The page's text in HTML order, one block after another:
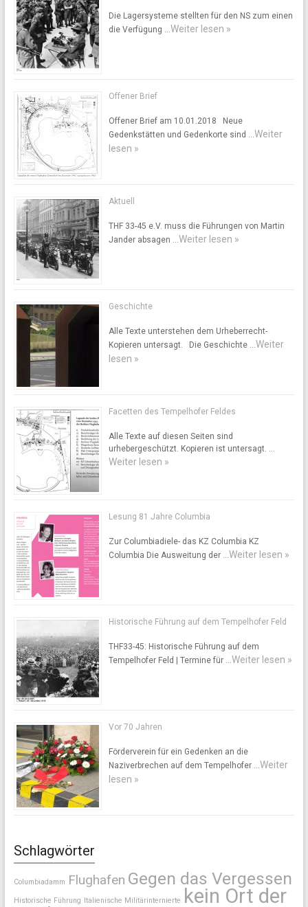
Die Lagersysteme stellten für den NS zum einen
die Verfügung … Weiter lesen »
Offener Brief
Offener Brief am 10.01.2018 Neue
Gedenkstätten und Gedenkorte sind … Weiter
lesen »
Aktuell
THF 33-45 e.V. muss die Führungen von Martin
Jander absagen … Weiter lesen »
Geschichte
Alle Texte unterstehen dem Urheberrecht-
Kopieren untersagt. Die Geschichte … Weiter
lesen »
Facetten des Tempelhofer Feldes
Alle Texte auf diesen Seiten sind
urhebergeschützt. Kopieren ist untersagt. …
Weiter lesen »
Lesung 81 Jahre Columbia
Zur Columbiadiele- das KZ Columbia KZ
Columbia Die Ausweitung der … Weiter lesen »
Historische Führung auf dem Tempelhofer Feld
THF33-45: Historische Führung auf dem
Tempelhofer Feld | Termine für … Weiter lesen »
Vor 70 Jahren
Förderverein für ein Gedenken an die
Naziverbrechen auf dem Tempelhofer … Weiter
lesen »
Schlagwörter
Columbiadamm Flughafen Gegen das Vergessen
Historische Führung Italienische Militärinternierte kein Ort der